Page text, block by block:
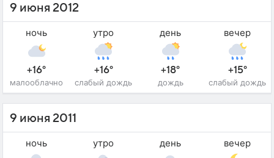
9 июня 2012
ночь
+16°
малооблачно
утро
+16°
слабый дождь
день
+18°
дождь
вечер
+15°
слабый дождь
9 июня 2011
ночь утро день вечер